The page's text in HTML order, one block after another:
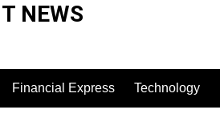
NEWS
Financial Express Technology